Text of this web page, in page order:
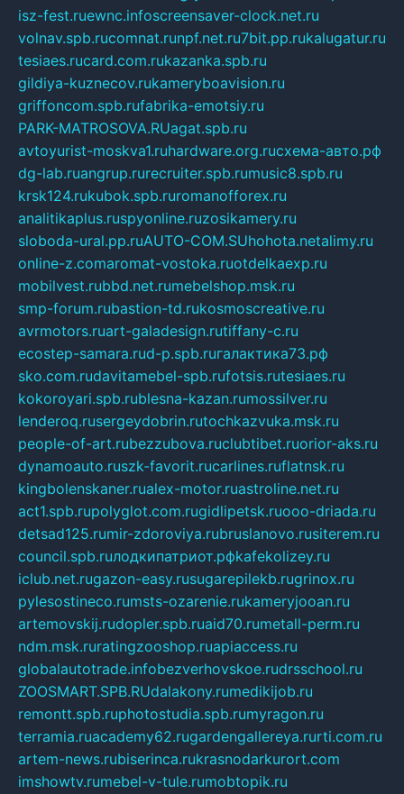
isz-fest.ruewnc.infoscreensaver-clock.net.ru
volnav.spb.rucomnat.runpf.net.ru7bit.pp.rukalugatur.ru
tesiaes.rucard.com.rukazanka.spb.ru
gildiya-kuznecov.rukameryboavision.ru
griffoncom.spb.rufabrika-emotsiy.ru
PARK-MATROSOVA.RUagat.spb.ru
avtoyurist-moskva1.ruhardware.org.ruсхема-авто.рф
dg-lab.ruangrup.rurecruiter.spb.rumusic8.spb.ru
krsk124.rukubok.spb.ruromanofforex.ru
analitikaplus.ruspyonline.ruzosikamery.ru
sloboda-ural.pp.ruAUTO-COM.SUhohota.netalimy.ru
online-z.comaromat-vostoka.ruotdelkaexp.ru
mobilvest.rubbd.net.rumebelshop.msk.ru
smp-forum.rubastion-td.rukosmoscreative.ru
avrmotors.ruart-galadesign.rutiffany-c.ru
ecostep-samara.rud-p.spb.ruгалактика73.рф
sko.com.rudavitamebel-spb.rufotsis.rutesiaes.ru
kokoroyari.spb.rublesna-kazan.rumossilver.ru
lenderoq.rusergeydobrin.rutochkazvuka.msk.ru
people-of-art.rubezzubova.ruclubtibet.ruorior-aks.ru
dynamoauto.ruszk-favorit.rucarlines.ruflatnsk.ru
kingbolenskaner.rualex-motor.ruastroline.net.ru
act1.spb.rupolyglot.com.rugidlipetsk.ruooo-driada.ru
detsad125.rumir-zdoroviya.rubruslanovo.rusiterem.ru
council.spb.ruлодкипатриот.рфkafekolizey.ru
iclub.net.rugazon-easy.rusugarepilekb.rugrinox.ru
pylesostineco.rumsts-ozarenie.rukameryjooan.ru
artemovskij.rudopler.spb.ruaid70.rumetall-perm.ru
ndm.msk.ruratingzooshop.ruapiaccess.ru
globalautotrade.infobezverhovskoe.rudrsschool.ru
ZOOSMART.SPB.RUdalakony.rumedikijob.ru
remontt.spb.ruphotostudia.spb.rumyragon.ru
terramia.ruacademy62.rugardengallereya.rurti.com.ru
artem-news.rubiserinca.rukrasnodarkurort.com
imshowtv.rumebel-v-tule.rumobtopik.ru